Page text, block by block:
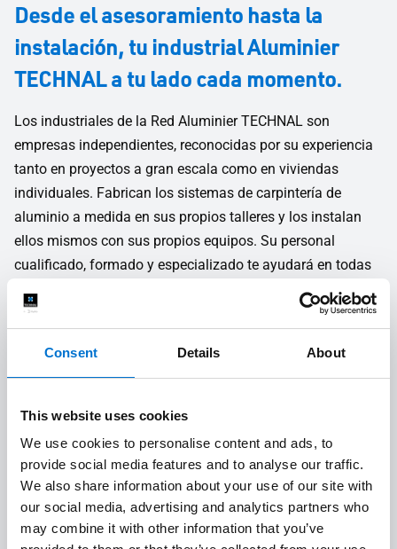
Consent Details About
This website uses cookies
We use cookies to personalise content and ads, to
provide social media features and to analyse our traffic.
We also share information about your use of our site with
our social media, advertising and analytics partners who
may combine it with other information that you’ve
Desde el asesoramiento hasta la
instalación, tu industrial Aluminier
TECHNAL a tu lado cada momento.
Los industriales de la Red Aluminier TECHNAL son
empresas independientes, reconocidas por su experiencia
tanto en proyectos a gran escala como en viviendas
individuales. Fabrican los sistemas de carpintería de
aluminio a medida en sus propios talleres y los instalan
ellos mismos con sus propios equipos. Su personal
cualificado, formado y especializado te ayudará en todas
las fases del proyecto, desde el diseño hasta la instalación
en obra.
Estudio técnico y de costes
2 Calidad a medida
3 Instalación in situ de calidad